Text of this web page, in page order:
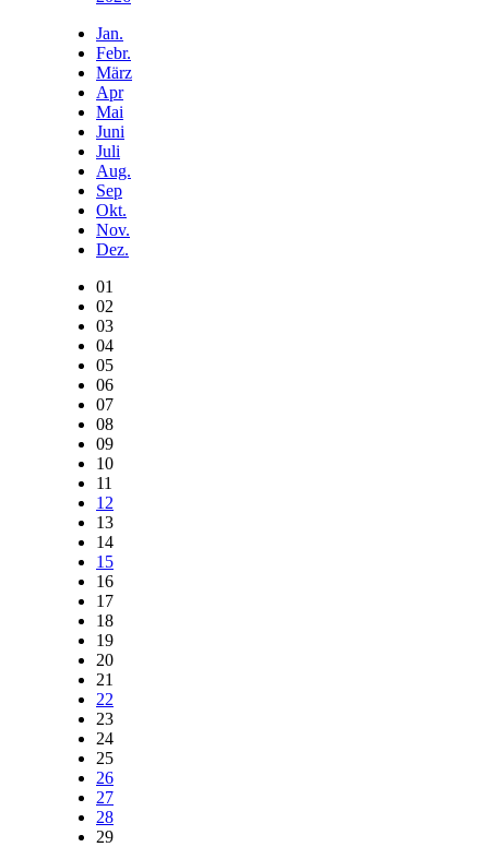
Jan.
Febr.
März
Apr
Mai
Juni
Juli
Aug.
Sep
Okt.
Nov.
Dez.
01
02
03
04
05
06
07
08
09
10
11
12
13
14
15
16
17
18
19
20
21
22
23
24
25
26
27
28
29